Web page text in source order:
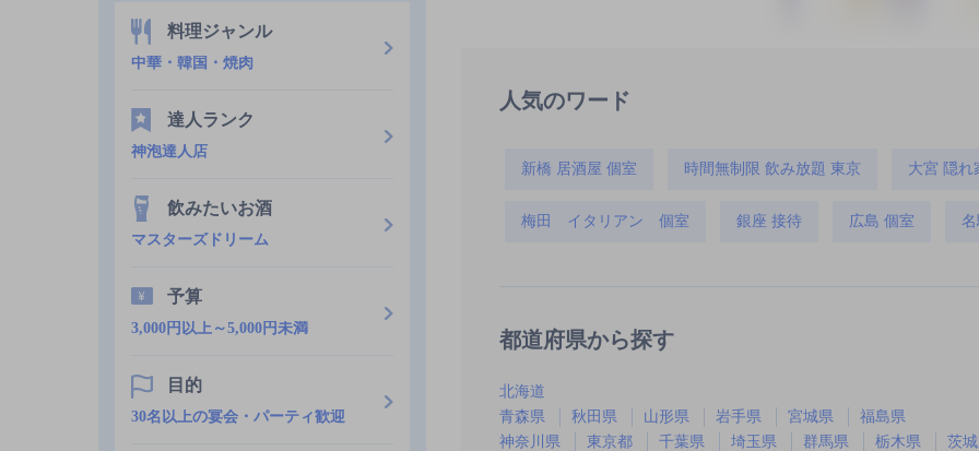
人気のワード
新橋 居酒屋 個室 時間無制限 飲み放題 東京 大宮 隠れ
梅田 イタリアン 個室 銀座 接待 広島 個室
都道府県から探す
北海道
青森県
秋田県 山形県 岩手県 宮城県
福島県
神奈川県
東京都 千葉県 埼玉県 群馬県 栃木県
茨
料理ジャンル
中華・韓国・焼肉
達人ランク
神泡達人店
飲みたいお酒
マスターズドリーム
予算
3,000円以上～5,000円未満
目的
30名以上の宴会・パーティ歓迎